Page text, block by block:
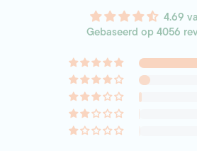
bezig met innoveren luisterend naar
Wij geven terug aan mens en
doneren wij 10 wasstrips bij elke
naar keuze.Dit is helemaal gratis
4.69
Gebaseerd op 4056